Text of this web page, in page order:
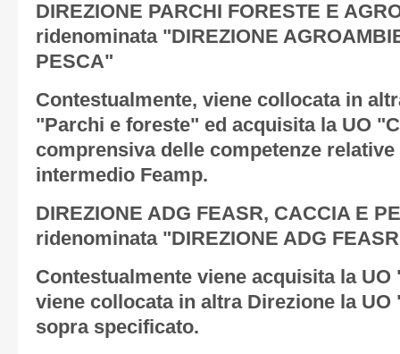
DIREZIONE PARCHI FORESTE E
ridenominata "DIREZIONE
PESCA"
Contestualmente, viene collocata in
"Parchi e foreste" ed acquisita la UO
comprensiva delle competenze
intermedio Feamp.
DIREZIONE ADG FEASR, CACCIA E
ridenominata "DIREZIONE ADG
Contestualmente viene acquisita la
viene collocata in altra Direzione la
sopra specificato.